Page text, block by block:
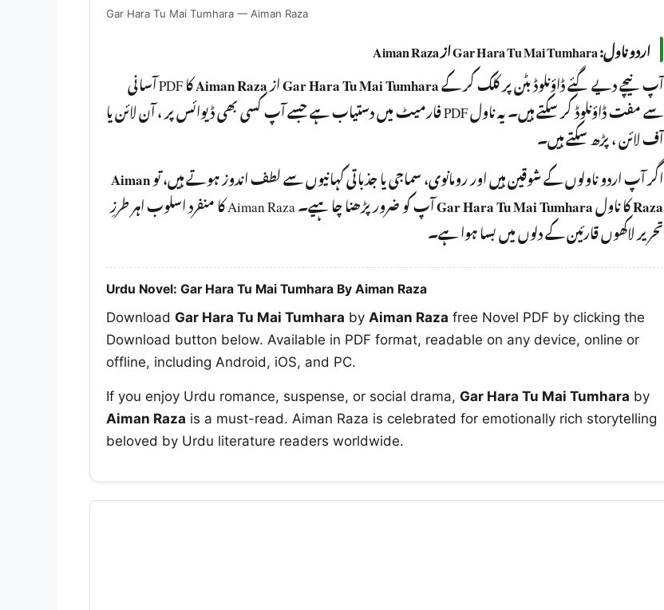
Gar Hara Tu Mai Tumhara — Aiman Raza
اردو ناول: Gar Hara Tu Mai Tumhara از Aiman Raza
آپ نیچے دیے گئے ڈاؤنلوڈ بٹن پر کلک کر کےGar Hara Tu Mai TumharaازAiman Raza
کا PDF آسانی
سے مفت ڈاؤنلوڈ کر سکتے ہیں۔ یہ ناول PDF فارمیٹ میں دستیاب ہے جسے آپ کسی بھی ڈیوائس پر ، آن لائن یا
آف لائن ، پڑھ سکتے ہیں۔
اگر آپ اردو ناولوں کے شوقین ہیں اور رومانوی، سماجی یا جذباتی کہانیوں سے لطف اندوز ہوتے ہیں، توAiman
Razaکا ناولGar Hara Tu Mai Tumhara
آپ کو ضرور پڑھنا چا ہیے۔ Aiman Raza کا منفرد اسلوب اہر طرزِ
تحریر لاکھوں قارئین کے دلوں میں بسا ہوا ہے۔
Urdu Novel: Gar Hara Tu Mai Tumhara By Aiman Raza
Download Gar Hara Tu Mai Tumhara by Aiman Raza free Novel PDF by clicking the
Download button below. Available in PDF format, readable on any device, online or
offline, including Android, iOS, and PC.
If you enjoy Urdu romance, suspense, or social drama, Gar Hara Tu Mai Tumhara by
Aiman Raza is a must-read. Aiman Raza is celebrated for emotionally rich storytelling
beloved by Urdu literature readers worldwide.